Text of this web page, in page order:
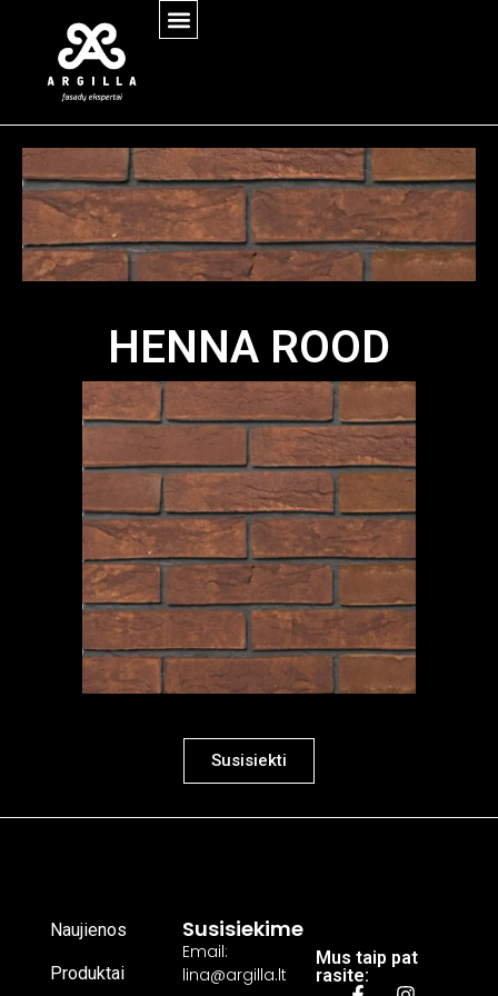
HENNA ROOD
Susisiekti
Mus taip pat
rasite:
Naujienos
Produktai
Susisiekime
Email:
lina@argilla.lt